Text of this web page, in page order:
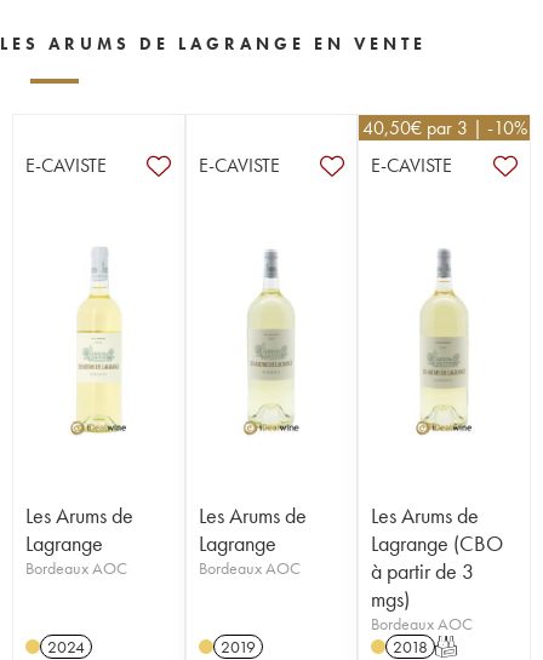
LES ARUMS DE LAGRANGE EN VENTE
E-CAVISTE
Les Arums de
Lagrange
Bordeaux AOC
2024
E-CAVISTE
Les Arums de
Lagrange
Bordeaux AOC
2019
40,50€ par 3 | -10%
E-CAVISTE
Les Arums de
Lagrange (CBO
à partir de 3
mgs)
Bordeaux AOC
2018 T